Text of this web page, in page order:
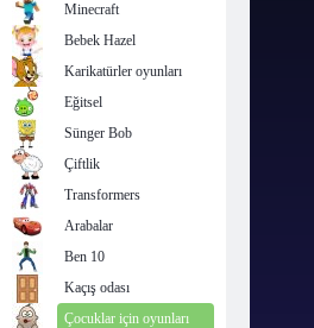
Minecraft
Bebek Hazel
Karikatürler oyunları
Eğitsel
Sünger Bob
Çiftlik
Transformers
Arabalar
Ben 10
Kaçış odası
Çocuklar için oyunları